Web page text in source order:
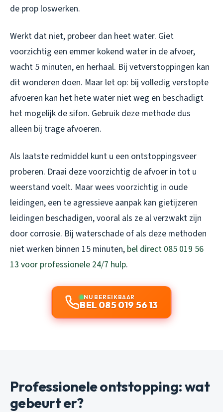
de prop loswerken.
Werkt dat niet, probeer dan heet water. Giet
voorzichtig een emmer kokend water in de afvoer,
wacht 5 minuten, en herhaal. Bij vetverstoppingen kan
dit wonderen doen. Maar let op: bij volledig verstopte
afvoeren kan het hete water niet weg en beschadigt
het mogelijk de sifon. Gebruik deze methode dus
alleen bij trage afvoeren.
Als laatste redmiddel kunt u een ontstoppingsveer
proberen. Draai deze voorzichtig de afvoer in tot u
weerstand voelt. Maar wees voorzichtig in oude
leidingen, een te agressieve aanpak kan gietijzeren
leidingen beschadigen, vooral als ze al verzwakt zijn
door corrosie. Bij waterschade of als deze methoden
niet werken binnen 15 minuten, bel direct 085 019 56
13 voor professionele 24/7 hulp.
NU BEREIKBAAR
BEL 085 019 56 13
Professionele ontstopping: wat
gebeurt er?